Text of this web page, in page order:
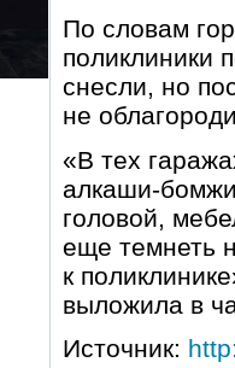
По словам
поликлиники
снесли, но
не
«В тех
алкаши-
головой,
еще темнеть
к
выложила в
Источник: